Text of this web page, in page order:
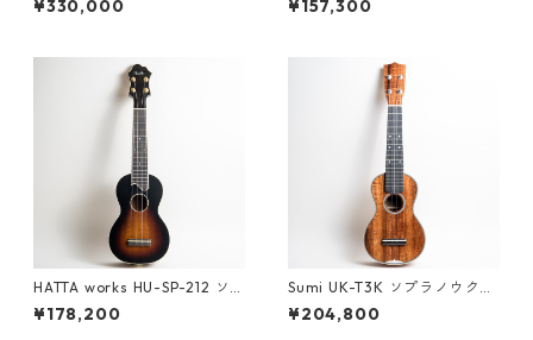
¥330,000 ¥157,300
HATTA works HU-SP-212 ソ
プラノウクレレ
¥178,200
Sumi UK-T3K ソプラノウクレ
レ #261529
¥204,800